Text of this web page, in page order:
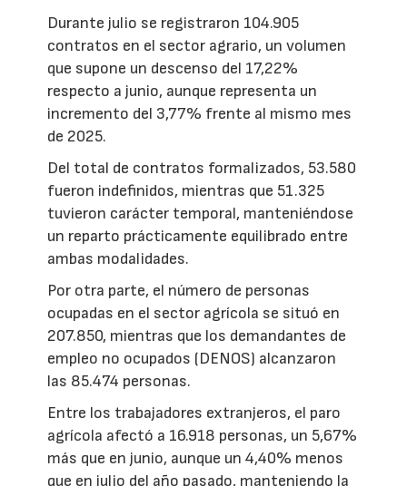
Durante julio se registraron 104.905
contratos en el sector agrario, un volumen
que supone un descenso del 17,22%
respecto a junio, aunque representa un
incremento del 3,77% frente al mismo mes
de 2025.
Del total de contratos formalizados, 53.580
fueron indefinidos, mientras que 51.325
tuvieron carácter temporal, manteniéndose
un reparto prácticamente equilibrado entre
ambas modalidades.
Por otra parte, el número de personas
ocupadas en el sector agrícola se situó en
207.850, mientras que los demandantes de
empleo no ocupados (DENOS) alcanzaron
las 85.474 personas.
Entre los trabajadores extranjeros, el paro
agrícola afectó a 16.918 personas, un 5,67%
más que en junio, aunque un 4,40% menos
que en julio del año pasado, manteniendo la